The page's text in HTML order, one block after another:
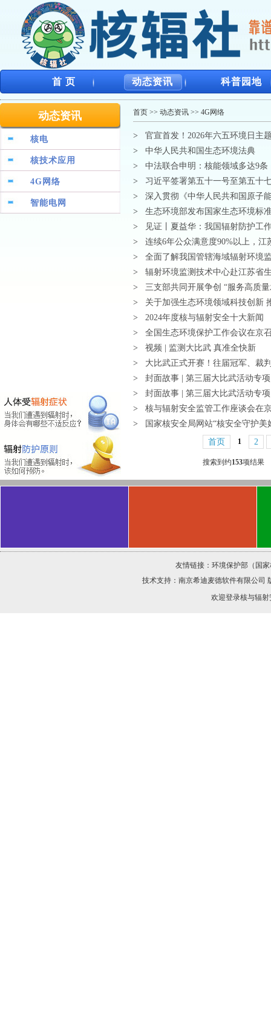
首 页 动态资讯 科普园地
动态资讯
核电
核技术应用
4G网络
智能电网
首页 >> 动态资讯 >> 4G网络
>
官宣首发！2026年六五环境日主
>
中华人民共和国生态环境法典
>
中法联合申明：核能领域多达9条
>
习近平签署第五十一号至第五十
>
深入贯彻《中华人民共和国原子
>
生态环境部发布国家生态环境标
>
见证丨夏益华：我国辐射防护工
>
连续6年公众满意度90%以上，
>
全面了解我国管辖海域辐射环境
>
辐射环境监测技术中心赴江苏省
>
三支部共同开展争创 “服务高质
>
关于加强生态环境领域科技创新
>
2024年度核与辐射安全十大新闻
>
全国生态环境保护工作会议在京
>
视频 | 监测大比武 真准全快新
>
大比武正式开赛！往届冠军、裁
>
封面故事 | 第三届大比武活动专
>
封面故事 | 第三届大比武活动专
>
核与辐射安全监管工作座谈会在
>
国家核安全局网站“核安全守护美
首页
1 2
搜索到约153项结果
友情链接： 环境保护部（国
技术支持：南京希迪麦德软件有限公司
欢迎登录核与辐